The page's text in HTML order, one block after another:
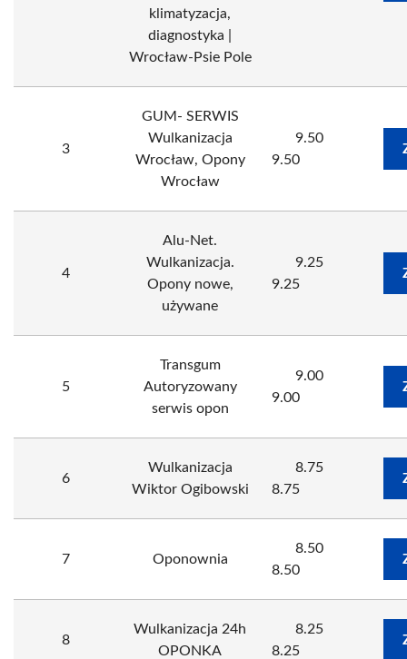
klimatyzacja,
diagnostyka |
Wrocław-Psie Pole
3
GUM- SERWIS
Wulkanizacja
Wrocław, Opony
Wrocław
9.50
9.50
4
Alu-Net.
Wulkanizacja.
Opony nowe,
używane
9.25
9.25
5
Transgum
Autoryzowany
serwis opon
9.00
9.00
6
Wulkanizacja
Wiktor Ogibowski
8.75
8.75
7 Oponownia
8.50
8.50
8
Wulkanizacja 24h
OPONKA
8.25
8.25